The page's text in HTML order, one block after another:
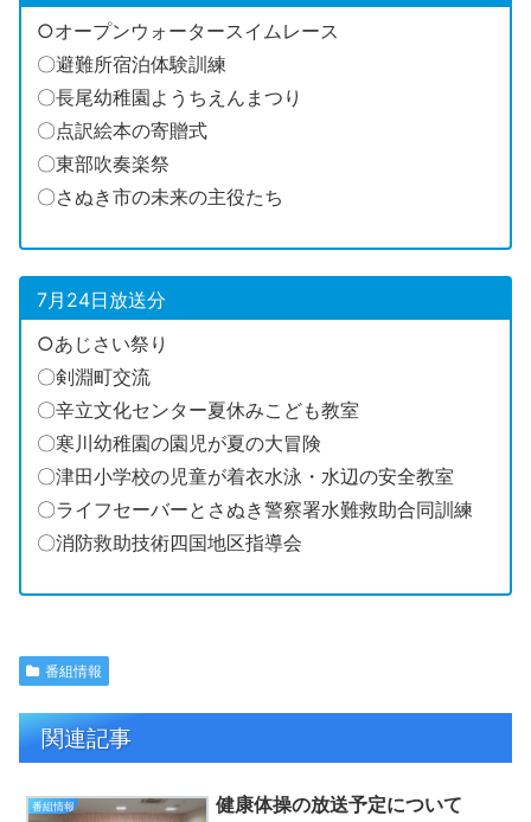
○オープンウォータースイムレース
〇避難所宿泊体験訓練
〇長尾幼稚園ようちえんまつり
〇点訳絵本の寄贈式
〇東部吹奏楽祭
〇さぬき市の未来の主役たち
7月24日放送分
○あじさい祭り
〇剣淵町交流
〇辛立文化センター夏休みこども教室
〇寒川幼稚園の園児が夏の大冒険
〇津田小学校の児童が着衣水泳・水辺の安全教室
〇ライフセーバーとさぬき警察署水難救助合同訓練
〇消防救助技術四国地区指導会
番組情報
関連記事
番組情報 健康体操の放送予定について